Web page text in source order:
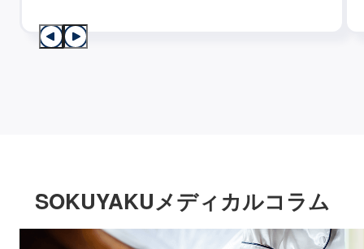
SOKUYAKUメディカルコラム